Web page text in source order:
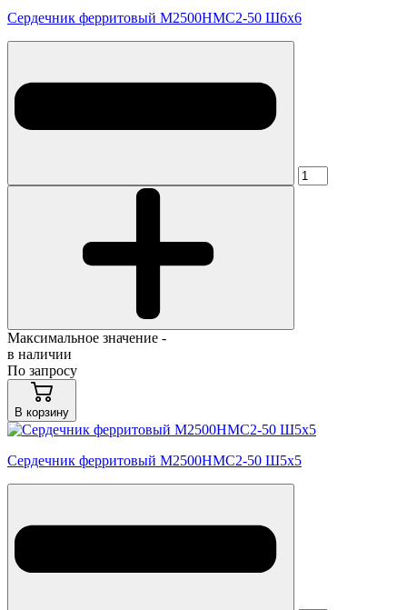
Сердечник ферритовый М2500НМС2-50 Ш6х6
Максимальное значение -
в наличии
По запросу
В корзину
Сердечник ферритовый М2500НМС2-50 Ш5х5